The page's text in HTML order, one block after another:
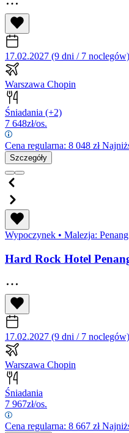
17.02.2027 (9 dni / 7 noclegów)
Warszawa Chopin
Śniadania (+2)
7 648zł/os.
Cena regularna: 8 048 zł
Szczegóły
Wypoczynek • Malezja: Penang
Hard Rock Hotel
17.02.2027 (9 dni / 7 noclegów)
Warszawa Chopin
Śniadania
7 967zł/os.
Cena regularna: 8 667 zł